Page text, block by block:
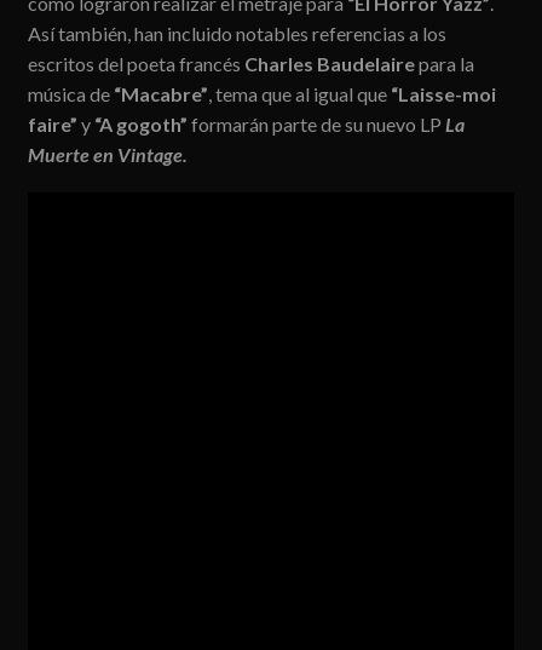
Así también, han incluido notables referencias a los
escritos del poeta francés Charles Baudelairepara la
música de “Macabre” , tema que al igual que“Laisse-moi
faire” y“A gogoth” formarán parte de su nuevo LP La
Muerte en Vintage.